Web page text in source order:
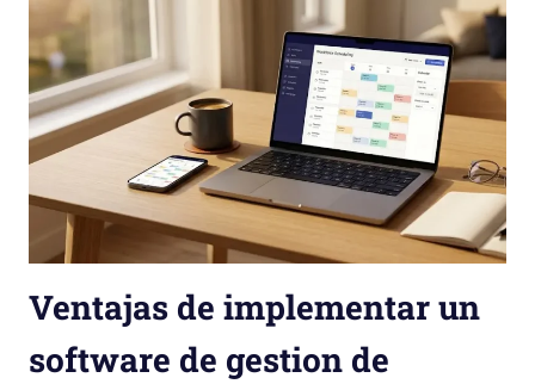
Ventajas de implementar un
software de gestion de